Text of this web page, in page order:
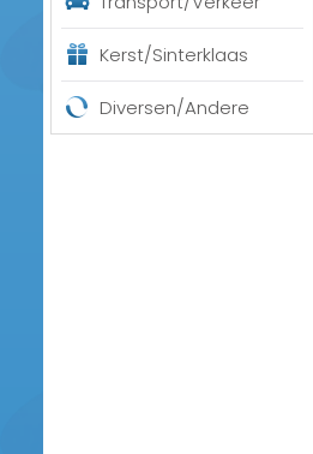
Kerst/Sinterklaas
Diversen/Andere